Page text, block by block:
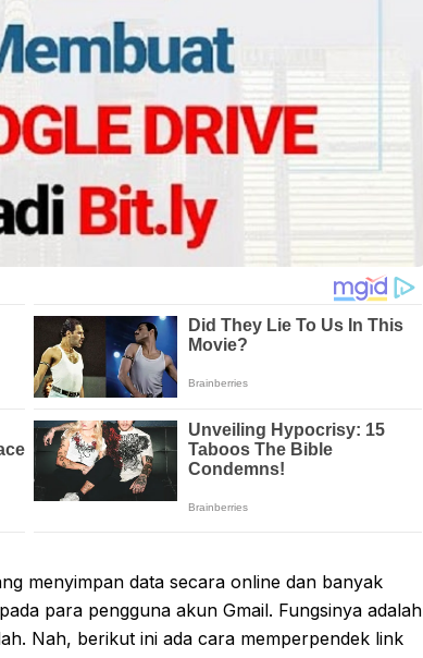
menyimpan data secara online dan banyak
para pengguna akun Gmail. Fungsinya adalah
Nah, berikut ini ada cara memperpendek link